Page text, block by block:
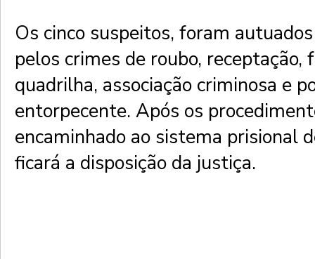
Os cinco suspeitos, foram
pelos crimes de roubo, receptação,
quadrilha, associação criminosa e
entorpecente. Após os
encaminhado ao sistema prisional
ficará a disposição da justiça.